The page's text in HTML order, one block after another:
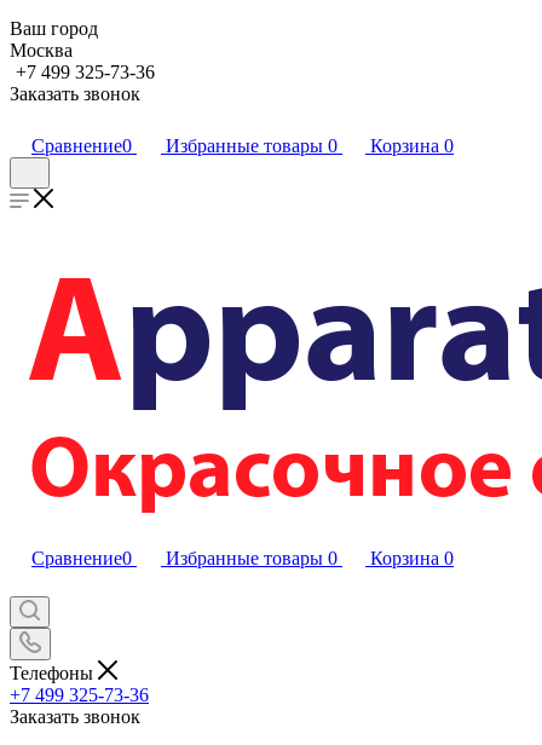
Ваш город
Москва
+7 499 325-73-36
Заказать звонок
Сравнение0 Избранные товары 0 Корзина 0
Сравнение0 Избранные товары 0 Корзина 0
Телефоны
+7 499 325-73-36
Заказать звонок